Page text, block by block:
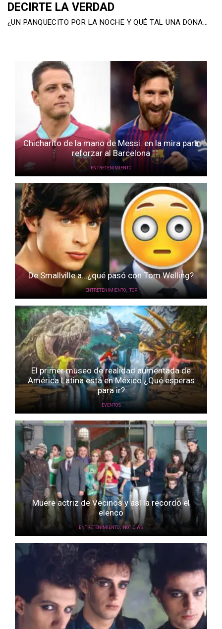
DECIRTE LA VERDAD
¿UN PANQUECITO POR LA NOCHE Y QUÉ TAL UNA DONA…
Chicharito de la mano de Messi: en la mira para
reforzar al Barcelona
ENTRETENIMIENTO
De Smallville a…¿qué pasó con Tom Welling?
ENTRETENIMIENTO, TOP
El primer museo de realidad aumentada de
América Latina está en México ¿Qué esperas
para ir?
EVENTOS
Muere actriz de Vecinos y así la recordó el
elenco
ENTRETENIMIENTO, NOTICIAS